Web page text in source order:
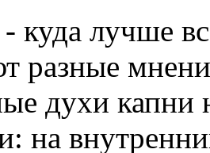
куда лучше
разные
духи капни
на